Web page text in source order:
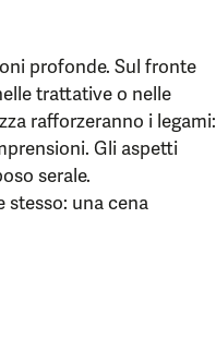
profonde. Sul fronte
trattative o nelle
rafforzeranno i legami:
Gli aspetti
serale.
stesso: una cena